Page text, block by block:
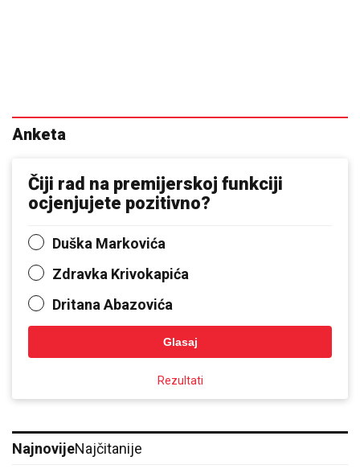
Anketa
Čiji rad na premijerskoj funkciji
ocjenjujete pozitivno?
Duška Markovića
Zdravka Krivokapića
Dritana Abazovića
Glasaj
Rezultati
NajnovijeNajčitanije